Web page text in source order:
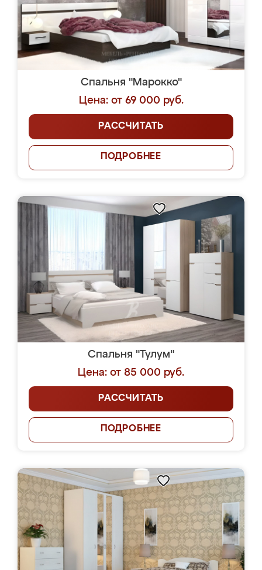
Спальня "Марокко"
Цена: от 69 000 руб.
РАССЧИТАТЬ
ПОДРОБНЕЕ
Спальня "Тулум"
Цена: от 85 000 руб.
РАССЧИТАТЬ
ПОДРОБНЕЕ